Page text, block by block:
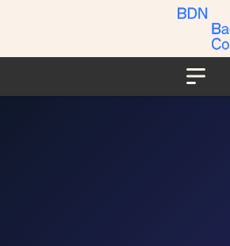
Menu